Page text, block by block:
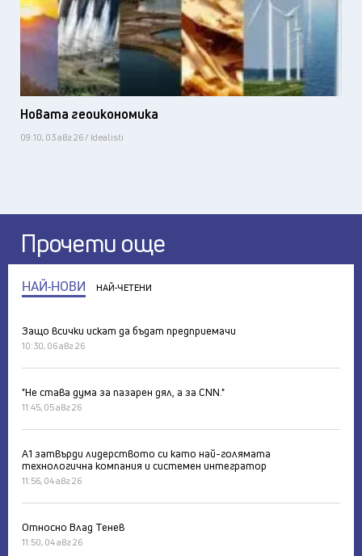
Новата геоикономика
09:10, 03 авг 26 / Idealisti
Прочети още
НАЙ-НОВИ НАЙ-ЧЕТЕНИ
Защо всички искат да бъдат предприемачи
10:30, 06 авг 26
"Не става дума за пазарен дял, а за CNN."
11:45, 05 авг 26
А1 затвърди лидерството си като най-голямата
технологична компания и системен интегратор
11:56, 04 авг 26
Относно Влад Тенев
11:50, 04 авг 26